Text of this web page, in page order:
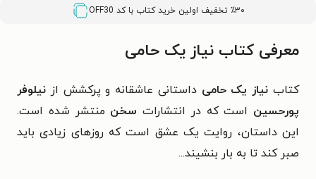
٪۳۰ تخفیف اولین خرید کتاب با کد OFF30
معرفی کتاب نیاز یک حامی
کتاب نیاز یک حامی داستانی عاشقانه و پرکشش از نیلوفر
پورحسین است که در انتشارات سخن منتشر شده است.
این داستان، روایت یک عشق است که روزهای زیادی باید
صبر کند تا به بار بنشیند...